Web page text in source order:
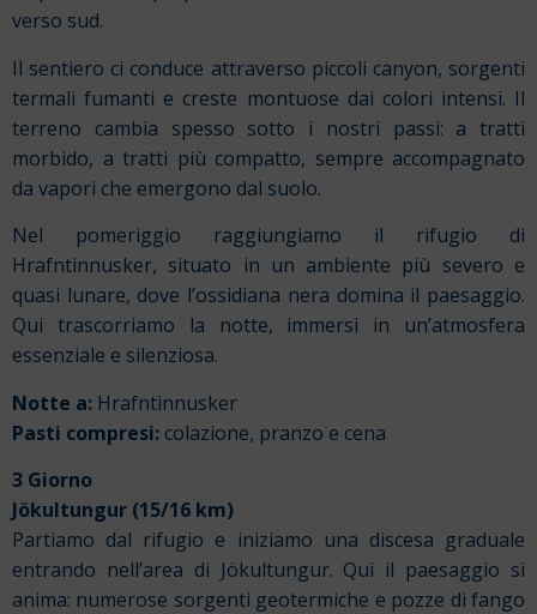
verso sud.
Il sentiero ci conduce attraverso piccoli canyon, sorgenti
termali fumanti e creste montuose dai colori intensi. Il
terreno cambia spesso sotto i nostri passi: a tratti
morbido, a tratti più compatto, sempre accompagnato
da vapori che emergono dal suolo.
Nel pomeriggio raggiungiamo il rifugio di
Hrafntinnusker, situato in un ambiente più severo e
quasi lunare, dove l’ossidiana nera domina il paesaggio.
Qui trascorriamo la notte, immersi in un’atmosfera
essenziale e silenziosa.
Notte a: Hrafntinnusker
Pasti compresi: colazione, pranzo e cena
3 Giorno
Jökultungur (15/16 km)
Partiamo dal rifugio e iniziamo una discesa graduale
entrando nell’area di Jökultungur. Qui il paesaggio si
anima: numerose sorgenti geotermiche e pozze di fango